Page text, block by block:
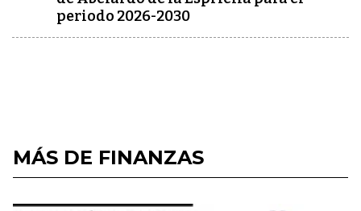
periodo 2026-2030
MÁS DE FINANZAS